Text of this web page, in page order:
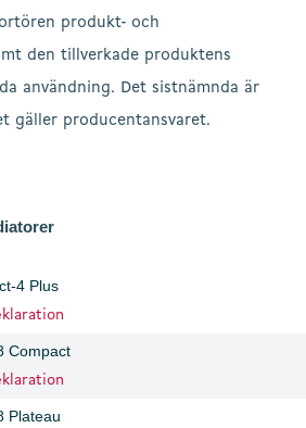
produkt- och
den tillverkade produktens
användning. Det sistnämnda är
gäller producentansvaret.
4 Plus
Compact
Plateau